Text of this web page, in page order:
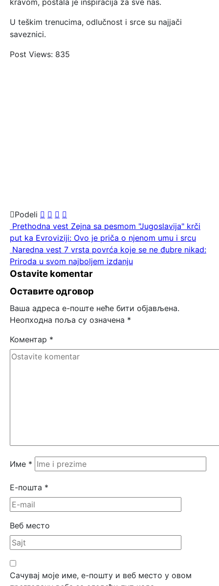
U teškim trenucima, odlučnost i srce su najjači
saveznici.
Post Views: 835
Podeli
Prethodna vest Zejna sa pesmom "Jugoslavija" krči
put ka Evroviziji: Ovo je priča o njenom umu i srcu
Naredna vest 7 vrsta povrća koje se ne đubre nikad:
Priroda u svom najboljem izdanju
Ostavite komentar
Оставите одговор
Ваша адреса е-поште неће бити објављена.
Неопходна поља су означена *
Коментар *
Име *
Е-пошта *
Веб место
Сачувај моје име, е-пошту и веб место у овом